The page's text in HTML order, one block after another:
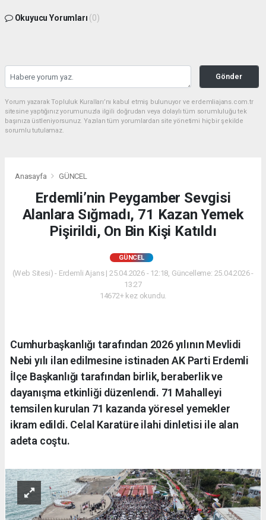
Okuyucu Yorumları (0)
Gönder
Yorum yazarak Topluluk Kuralları’nı kabul etmiş bulunuyor ve erdemliajans.com.tr
sitesine yaptığınız yorumunuzla ilgili doğrudan veya dolaylı tüm sorumluluğu tek
başınıza üstleniyorsunuz. Yazılan tüm yorumlardan site yönetimi hiçbir şekilde
sorumlu tutulamaz.
Anasayfa GÜNCEL
Erdemli’nin Peygamber Sevgisi
Alanlara Sığmadı, 71 Kazan Yemek
Pişirildi, On Bin Kişi Katıldı
GÜNCEL
(Web Sitesi) - Erdemli Ajans | 25.04.2026 - 12:18, Güncelleme: 25.04.2026 -
13:27
14672+ kez okundu.
Cumhurbaşkanlığı tarafından 2026 yılının Mevlidi
Nebi yılı ilan edilmesine istinaden AK Parti Erdemli
İlçe Başkanlığı tarafından birlik, beraberlik ve
dayanışma etkinliği düzenlendi. 71 Mahalleyi
temsilen kurulan 71 kazanda yöresel yemekler
ikram edildi. Celal Karatüre ilahi dinletisi ile alan
adeta coştu.